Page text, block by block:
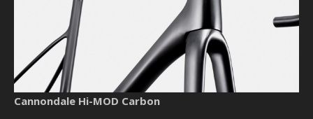
Cannondale Hi-MOD Carbon